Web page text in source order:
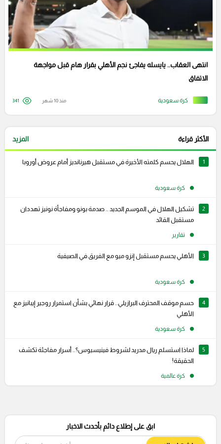
كرة سعودية
انتهى العقاب.. يايسله يفاجئ نجم الأهلي بقرار هام قبل مواجهة
الاتفاق
منذ 10 شهر 341
الأكثر قراءة المزيد
1 الهلال يحسم كلمته الأخيرة في مستقبل هيرنانديز أمام عروض أوروبا
كرة سعودية
2
تشكيل الهلال في الموسم الجديد .. صدمة بونو ومفاجأة نونيز تهددان
مستقبل القائد
تقارير
3 الأهلي يحسم مستقبل إنزو ميو مع الفريق في الصيفية
كرة سعودية
4
حسم موقف المحترف البرازيلي.. قرار نهائي بشأن استمرار روجير إيبانيز مع
الأهلي
كرة سعودية
5
لماذا استسلم ريال مدريد لشروط فينيسيوس؟.. أسرار مفاجئة تكشف
الحقيقة!
كرة عالمية
ابق على إطلاع دائم بأحدث الاخبار